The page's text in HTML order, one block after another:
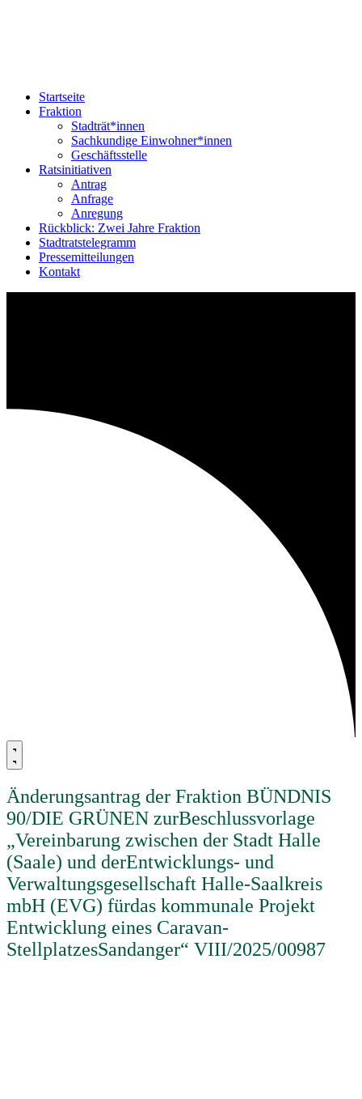
Startseite
Fraktion
Stadträt*innen
Sachkundige Einwohner*innen
Geschäftsstelle
Ratsinitiativen
Antrag
Anfrage
Anregung
Rückblick: Zwei Jahre Fraktion
Stadtratstelegramm
Pressemitteilungen
Kontakt
Änderungsantrag der Fraktion BÜNDNIS
90/DIE GRÜNEN zurBeschlussvorlage
„Vereinbarung zwischen der Stadt Halle
(Saale) und derEntwicklungs- und
Verwaltungsgesellschaft Halle-Saalkreis
mbH (EVG) fürdas kommunale Projekt
Entwicklung eines Caravan-
StellplatzesSandanger“ VIII/2025/00987